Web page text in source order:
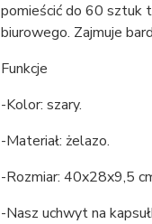
pomieścić do 60 sztuk
biurowego. Zajmuje
Funkcje
-Kolor: szary.
-Materiał: żelazo.
-Rozmiar: 40x28x9,5
-Nasz uchwyt na